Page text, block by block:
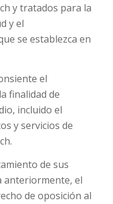
y tratados para la
y el
se establezca en
el
finalidad de
incluido el
y servicios de
de sus
anteriormente, el
de oposición al